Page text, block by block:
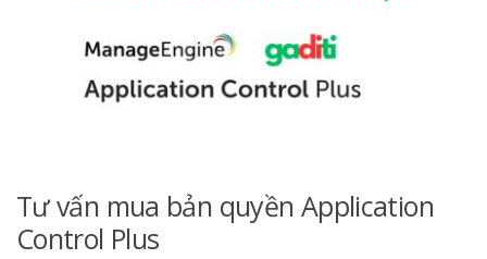
Tư vấn mua bản quyền Application
Control Plus